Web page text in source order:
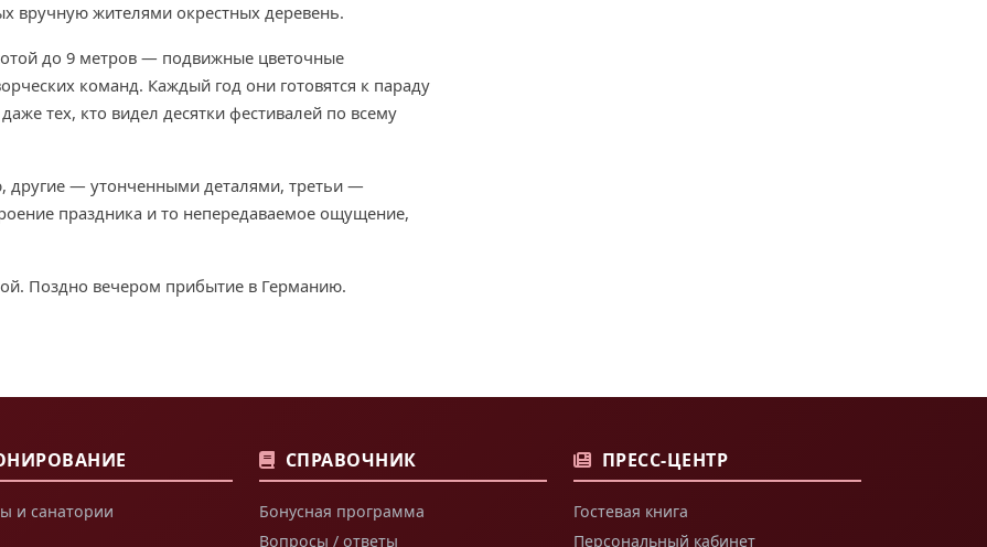
вручную жителями окрестных деревень.
до 9 метров — подвижные цветочные
команд. Каждый год они готовятся к параду
тех, кто видел десятки фестивалей по всему
— утонченными деталями, третьи —
праздника и то непередаваемое ощущение,
Поздно вечером прибытие в Германию.
и санатории
СПРАВОЧНИК
Бонусная программа
Вопросы / ответы
ПРЕСС-ЦЕНТР
Гостевая книга
Персональный кабинет